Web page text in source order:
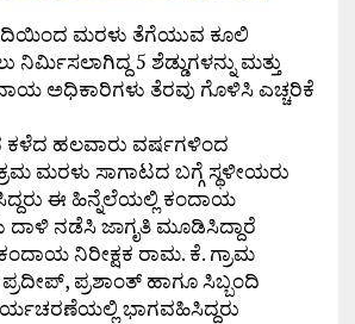
ಮರಳು ತೆಗೆಯುವ ಕೂಲಿ
5 ಶೆಡ್ಡುಗಳನ್ನು ಮತ್ತು
ಅಧಿಕಾರಿಗಳು ತೆರವು ಗೊಳಿಸಿ ಎಚ್ಚರಿಕೆ
ಹಲವಾರು ವರ್ಷಗಳಿಂದ
ಮರಳು ಸಾಗಾಟದ ಬಗ್ಗೆ ಸ್ಥಳೀಯರು
ಈ ಹಿನ್ನೆಲೆಯಲ್ಲಿ ಕಂದಾಯ
ದಾಳಿ ನಡೆಸಿ ಜಾಗೃತಿ ಮೂಡಿಸಿದ್ದಾರೆ
ನಿರೀಕ್ಷಕ ರಾಮ. ಕೆ. ಗ್ರಾಮ
ಪ್ರಶಾಂತ್ ಹಾಗೂ ಸಿಬ್ಬಂದಿ
ಭಾಗವಹಿಸಿದ್ದರು